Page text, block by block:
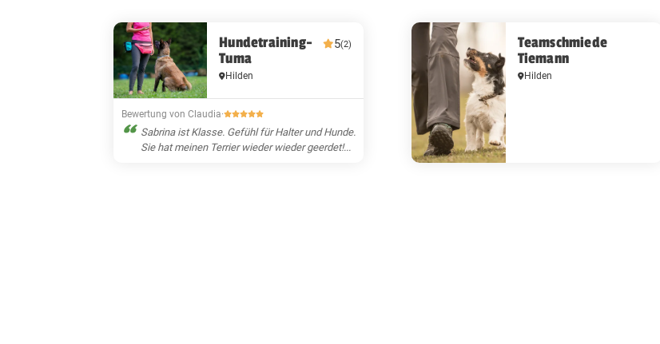
Hundetraining-
Tuma
5(2)
Hilden
Bewertung von Claudia·
Sabrina ist Klasse. Gefühl für Halter und Hunde.
Sie hat meinen Terrier wieder wieder geerdet!...
Teamschmiede
Tiemann
Hilden